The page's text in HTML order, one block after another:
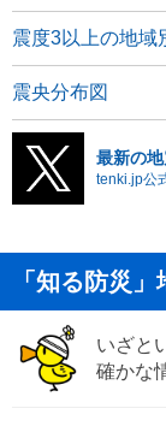
震度3以上の地域
震央分布図
最新の
tenki.jp公
「知る防災」
いざと
確かな